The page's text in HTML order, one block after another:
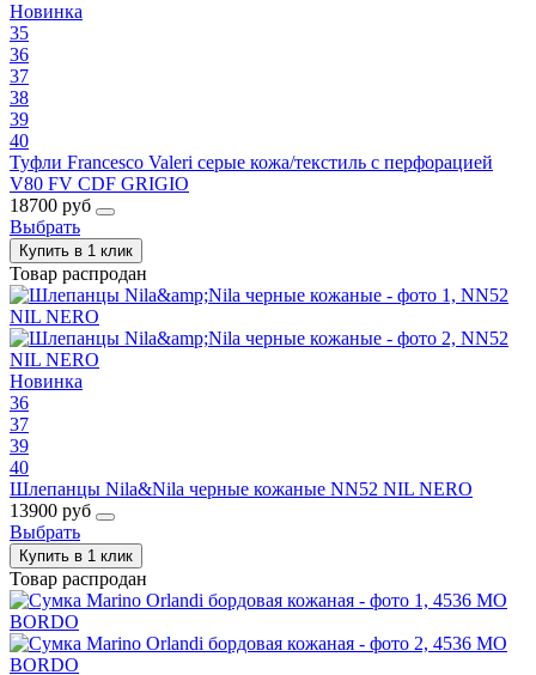
Новинка
35
36
37
38
39
40
Туфли Francesco Valeri серые кожа/текстиль с перфорацией
V80 FV CDF GRIGIO
18700 руб
Выбрать
Купить в 1 клик
Товар распродан
Новинка
36
37
39
40
Шлепанцы Nila&Nila черные кожаные NN52 NIL NERO
13900 руб
Выбрать
Купить в 1 клик
Товар распродан